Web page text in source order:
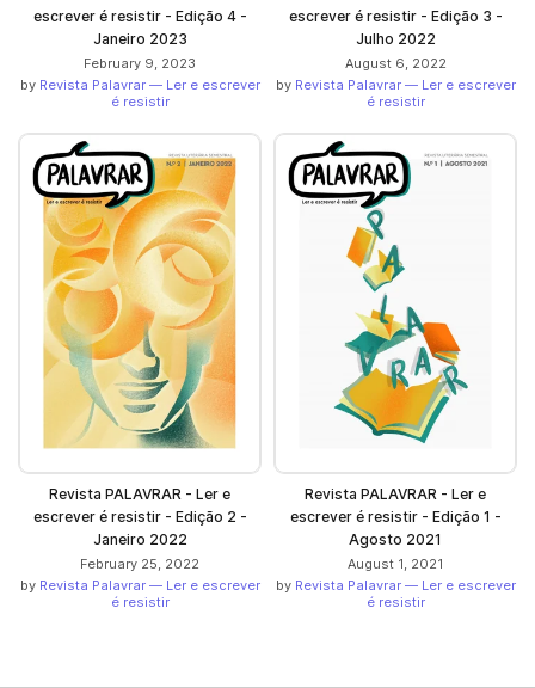
escrever é resistir - Edição 4 -
Janeiro 2023
February 9, 2023
by Revista Palavrar — Ler e escrever
é resistir
escrever é resistir - Edição 3 -
Julho 2022
August 6, 2022
by Revista Palavrar — Ler e escrever
é resistir
Revista PALAVRAR - Ler e
escrever é resistir - Edição 2 -
Janeiro 2022
February 25, 2022
by Revista Palavrar — Ler e escrever
é resistir
Revista PALAVRAR - Ler e
escrever é resistir - Edição 1 -
Agosto 2021
August 1, 2021
by Revista Palavrar — Ler e escrever
é resistir